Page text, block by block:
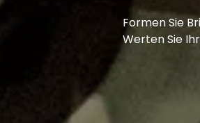
Formen Sie
Werten Sie